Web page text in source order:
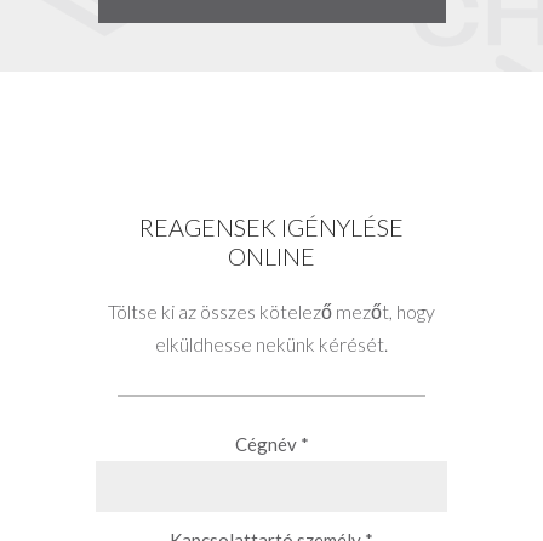
REAGENSEK IGÉNYLÉSE
ONLINE
Töltse ki az összes kötelező mezőt, hogy
elküldhesse nekünk kérését.
Cégnév *